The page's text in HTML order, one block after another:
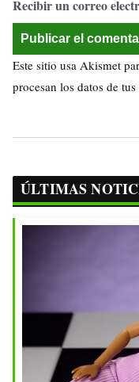
Recibir un correo
Este sitio usa Akismet
procesan los datos de
ÚLTIMAS